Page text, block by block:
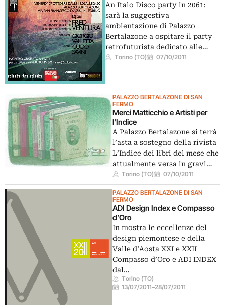
An Italo Disco party in 2061:
sarà la suggestiva
ambientazione di Palazzo
Bertalazone a ospitare il party
retrofuturista dedicato alle…
Torino (TO) 07/10/2011
PALAZZO BERTALAZONE DI SAN
FERMO
Merci Matticchio e Artisti per
l’Indice
A Palazzo Bertalazone si terrà
l’asta a sostegno della rivista
L’Indice dei libri del mese che
attualmente versa in gravi…
Torino (TO) 07/10/2011
PALAZZO BERTALAZONE DI SAN
FERMO
ADI Design Index e Compasso
d’Oro
In mostra le eccellenze del
design piemontese e della
Valle d’Aosta XXI e XXII
Compasso d’Oro e ADI INDEX
dal…
Torino (TO)
13/07/2011–28/07/2011